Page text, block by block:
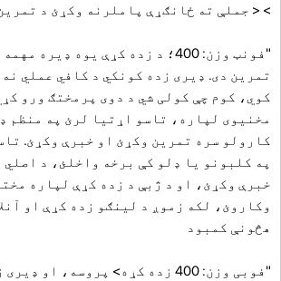
> < جملې ته ځانګړې پاملرنه وکړئ د
"فونټ وزن: 400؛ د زده کړې یوه ډیره
تمرین دی. ډیری زده کونکي د کافي عملي
کوي، کوم چې کولی شي د دوی پرمختګ ورو
مخنیوی لپاره، تاسو اړتیا لرئ په منظم
کارولو سره تمرین وکړئ او خبرې وکړئ.
په کلبونو یا ډلو کې برخه واخلئ، د
خبرې وکړئ، او د ژبې د زده کړې لپاره
وکاروئ، لکه زموږ د لینګو زده کړې او
هڅونې کمبود
"فوبی وزن: 400 زده کړه> پروسه،